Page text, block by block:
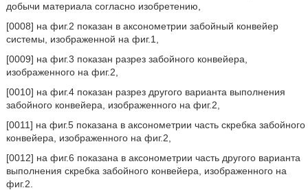
добычи материала согласно изобретению,
[0008] на фиг.2 показан в аксонометрии забойный конвейер
системы, изображенной на фиг.1,
[0009] на фиг.3 показан разрез забойного конвейера,
изображенного на фиг.2,
[0010] на фиг.4 показан разрез другого варианта выполнения
забойного конвейера, изображенного на фиг.2,
[0011] на фиг.5 показана в аксонометрии часть скребка забойного
конвейера, изображенного на фиг.2,
[0012] на фиг.6 показана в аксонометрии часть другого варианта
выполнения скребка забойного конвейера, изображенного на
фиг.2.